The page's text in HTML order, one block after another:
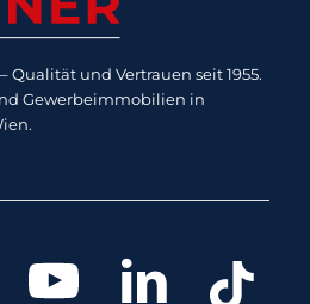
und Vertrauen seit 1955.
Gewerbeimmobilien in